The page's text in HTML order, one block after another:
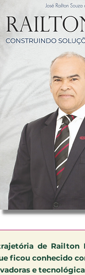
de Railton
ficou conhecido
e